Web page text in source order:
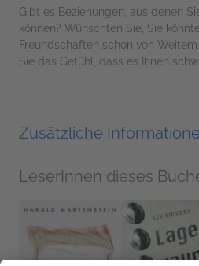
Gibt es Beziehungen, aus denen
können? Wünschten Sie, Sie
Freundschaften schon von
Sie das Gefühl, dass es Ihnen
Zusätzliche
LeserInnen dieses